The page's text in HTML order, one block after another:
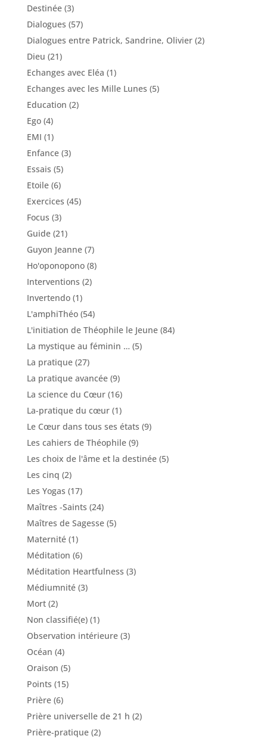
Destinée(3)
Dialogues (57)
Dialogues entre Patrick, Sandrine, Olivier(2)
Dieu (21)
Echanges avec Eléa (1)
Echanges avec les Mille Lunes (5)
Education (2)
Ego(4)
EMI (1)
Enfance(3)
Essais (5)
Etoile(6)
Exercices (45)
Focus (3)
Guide(21)
Guyon Jeanne(7)
Ho'oponopono(8)
Interventions (2)
Invertendo(1)
L'amphiThéo(54)
L'initiation de Théophile le Jeune(84)
La mystique au féminin … (5)
La pratique(27)
La pratique avancée(9)
La science du Cœur(16)
La-pratique du cœur(1)
Le Cœur dans tous ses états (9)
Les cahiers de Théophile(9)
Les choix de l'âme et la destinée(5)
Les cinq (2)
Les Yogas (17)
Maîtres -Saints (24)
Maîtres de Sagesse(5)
Maternité(1)
Méditation (6)
Méditation Heartfulness (3)
Médiumnité(3)
Mort(2)
Non classifié(e)(1)
Observation intérieure(3)
Océan (4)
Oraison (5)
Points (15)
Prière(6)
Prière universelle de 21 h (2)
Prière-pratique(2)